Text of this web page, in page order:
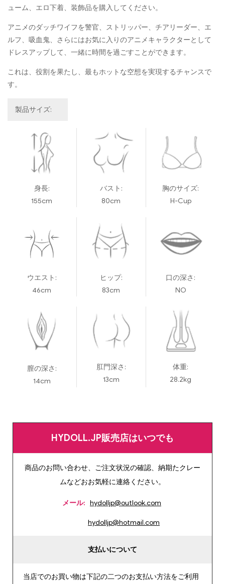
ューム、エロ下着、装飾品を購入してください。
アニメのダッチワイフを警官、ストリッパー、チアリーダー、エ
ルフ、吸血鬼、さらにはお気に入りのアニメキャラクターとして
ドレスアップして、一緒に時間を過ごすことができます。
これは、役割を果たし、最もホットな空想を実現するチャンスで
す。
製品サイズ:
身長:
155cm
バスト:
80cm
胸のサイズ:
H-Cup
ウエスト:
46cm
ヒップ:
83cm
口の深さ:
NO
膣の深さ:
14cm
肛門深さ:
13cm
体重:
28.2kg
HYDOLL.JP販売店はいつでも
商品のお問い合わせ、ご注文状況の確認、納期たクレー
ムなどおお気軽に連絡ください。
メール: hydolljp@outlook.com
hydolljp@hotmail.com
支払いについて
当店でのお買い物は下記の二つのお支払い方法をご利用